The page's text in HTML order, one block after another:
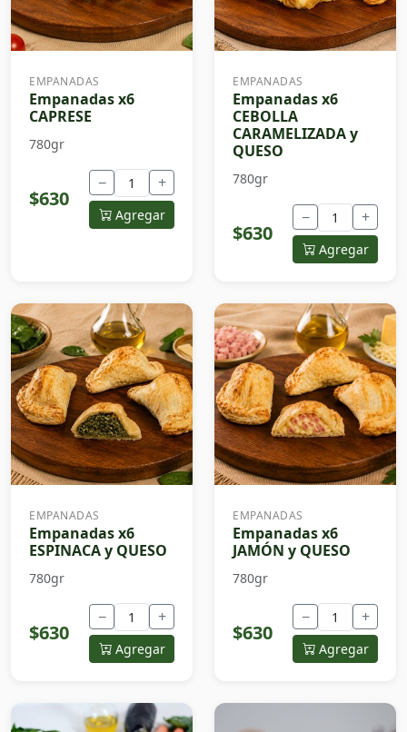
EMPANADAS
Empanadas x6
CAPRESE
780gr
$630
− +
Agregar
EMPANADAS
Empanadas x6
CEBOLLA
CARAMELIZADA y
QUESO
780gr
$630
− +
Agregar
EMPANADAS
Empanadas x6
ESPINACA y QUESO
780gr
$630
− +
Agregar
EMPANADAS
Empanadas x6
JAMÓN y QUESO
780gr
$630
− +
Agregar